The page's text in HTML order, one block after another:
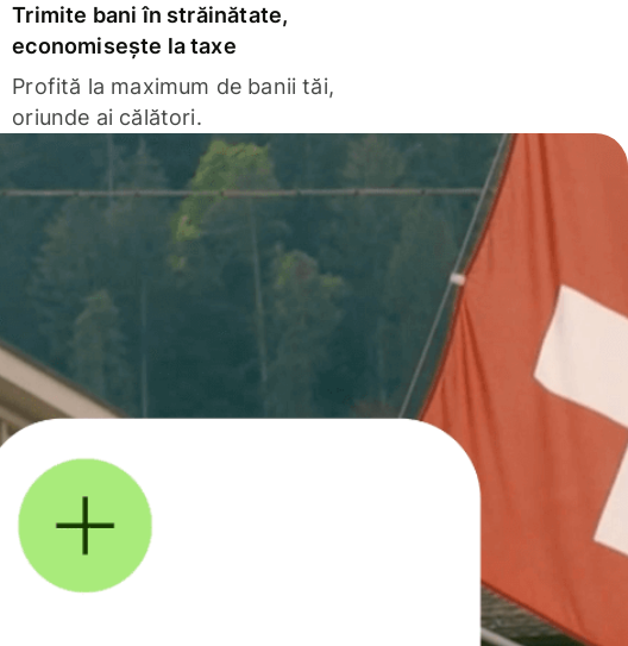
Trimite bani în străinătate,
economisește la taxe
Profită la maximum de banii tăi,
oriunde ai călători.